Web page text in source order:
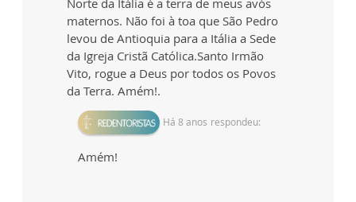
maternos. Não foi à toa que São Pedro
levou de Antioquia para a Itália a Sede
da Igreja Cristã Católica.Santo Irmão
Vito, rogue a Deus por todos os Povos
da Terra. Amém!.
Há 8 anos respondeu:
Amém!